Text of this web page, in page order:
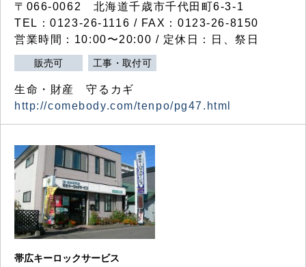
〒066-0062 北海道千歳市千代田町6-3-1
TEL：0123-26-1116 / FAX：0123-26-8150
営業時間：10:00〜20:00 / 定休日：日、祭日
販売可 工事・取付可
生命・財産 守るカギ
http://comebody.com/tenpo/pg47.html
帯広キーロックサービス